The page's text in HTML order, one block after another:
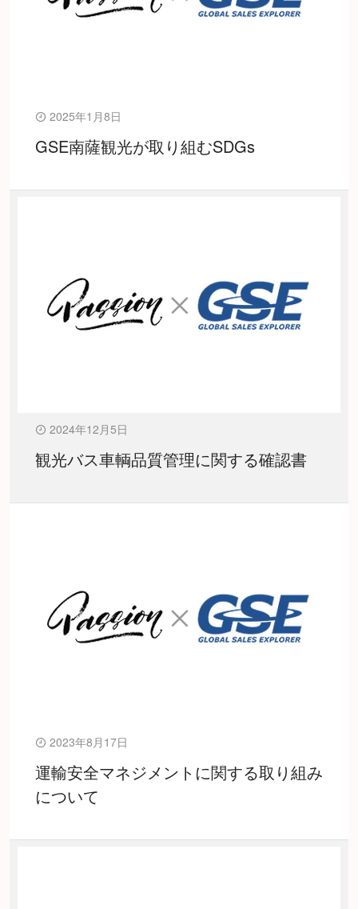
2025年1月8日
GSE南薩観光が取り組むSDGs
2024年12月5日
観光バス車輌品質管理に関する確認書
2023年8月17日
運輸安全マネジメントに関する取り組み
について